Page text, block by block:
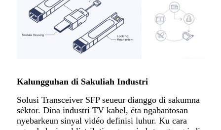
Kalungguhan di Sakuliah Industri
Solusi Transceiver SFP seueur dianggo di sakumna
séktor. Dina industri TV kabel, éta ngabantosan
nyebarkeun sinyal vidéo definisi luhur. Ku cara